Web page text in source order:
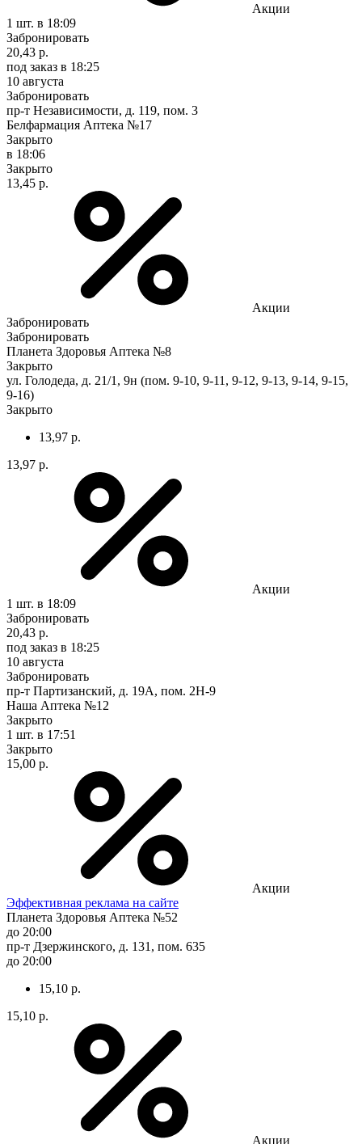
Акции
1 шт. в 18:09
Забронировать
20,43 р.
под заказ в 18:25
10 августа
Забронировать
пр-т Независимости, д. 119, пом. 3
Белфармация Аптека №17
Закрыто
в 18:06
Закрыто
13,45 р.
Акции
Забронировать
Забронировать
Планета Здоровья Аптека №8
Закрыто
ул. Голодеда, д. 21/1, 9н (пом. 9-10, 9-11, 9-12, 9-13, 9-14, 9-15,
9-16)
Закрыто
13,97 р.
13,97 р.
Акции
1 шт. в 18:09
Забронировать
20,43 р.
под заказ в 18:25
10 августа
Забронировать
пр-т Партизанский, д. 19А, пом. 2Н-9
Наша Аптека №12
Закрыто
1 шт. в 17:51
Закрыто
15,00 р.
Акции
Эффективная реклама на сайте
Планета Здоровья Аптека №52
до 20:00
пр-т Дзержинского, д. 131, пом. 635
до 20:00
15,10 р.
15,10 р.
Акции